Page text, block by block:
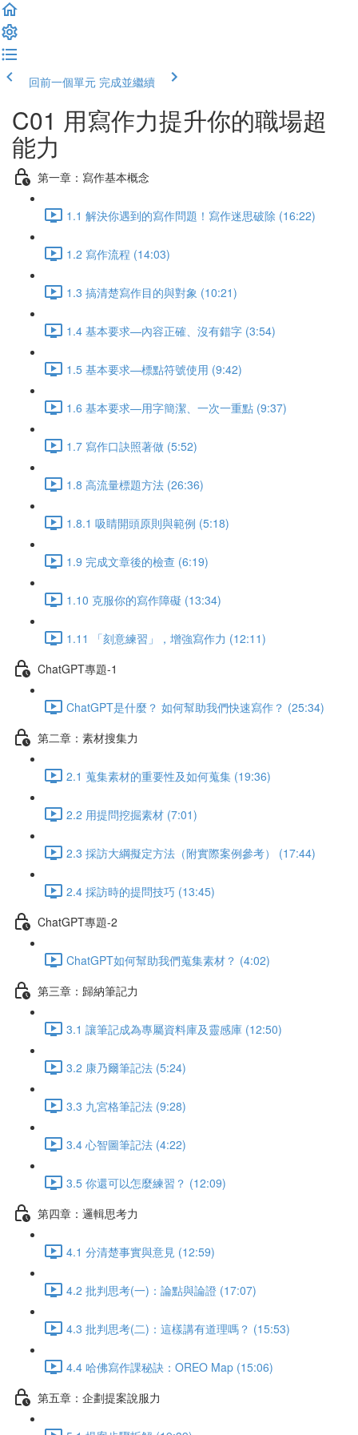
回前一個單元 完成並繼續
C01 用寫作力提升你的職場超
能力
第一章：寫作基本概念
1.1 解決你遇到的寫作問題！寫作迷思破除 (16:22)
1.2 寫作流程 (14:03)
1.3 搞清楚寫作目的與對象 (10:21)
1.4 基本要求—內容正確、沒有錯字 (3:54)
1.5 基本要求—標點符號使用 (9:42)
1.6 基本要求—用字簡潔、一次一重點 (9:37)
1.7 寫作口訣照著做 (5:52)
1.8 高流量標題方法 (26:36)
1.8.1 吸睛開頭原則與範例 (5:18)
1.9 完成文章後的檢查 (6:19)
1.10 克服你的寫作障礙 (13:34)
1.11 「刻意練習」，增強寫作力 (12:11)
ChatGPT專題-1
ChatGPT是什麼？ 如何幫助我們快速寫作？ (25:34)
第二章：素材搜集力
2.1 蒐集素材的重要性及如何蒐集 (19:36)
2.2 用提問挖掘素材 (7:01)
2.3 採訪大綱擬定方法（附實際案例參考） (17:44)
2.4 採訪時的提問技巧 (13:45)
ChatGPT專題-2
ChatGPT如何幫助我們蒐集素材？ (4:02)
第三章：歸納筆記力
3.1 讓筆記成為專屬資料庫及靈感庫 (12:50)
3.2 康乃爾筆記法 (5:24)
3.3 九宮格筆記法 (9:28)
3.4 心智圖筆記法 (4:22)
3.5 你還可以怎麼練習？ (12:09)
第四章：邏輯思考力
4.1 分清楚事實與意見 (12:59)
4.2 批判思考(一)：論點與論證 (17:07)
4.3 批判思考(二)：這樣講有道理嗎？ (15:53)
4.4 哈佛寫作課秘訣：OREO Map (15:06)
第五章：企劃提案說服力